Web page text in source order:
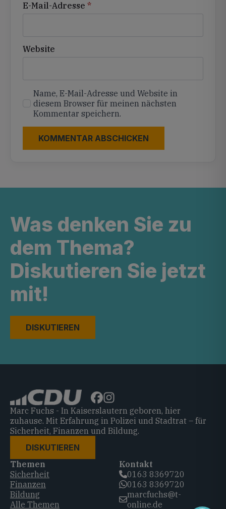
E-Mail-Adresse *
Website
Name, E-Mail-Adresse und Website in
diesem Browser für meinen nächsten
Kommentar speichern.
Was denken Sie zu
dem Thema?
Diskutieren Sie jetzt
mit!
DISKUTIEREN
Marc Fuchs - In Kaiserslautern geboren, hier
zuhause. Mit Erfahrung in Polizei und Stadtrat – für
Sicherheit, Finanzen und Bildung.
DISKUTIEREN
Themen
Sicherheit
Finanzen
Bildung
Alle Themen
Kontakt
0163 8369720‬
0163 8369720‬
marcfuchs@t-
online.de